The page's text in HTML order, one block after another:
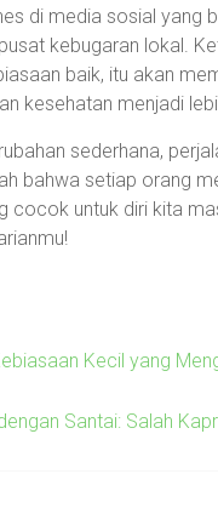
di media sosial yang
kebugaran lokal.
baik, itu akan
kesehatan menjadi
sederhana,
bahwa setiap orang
cocok untuk diri kita
Kecil yang
Santai: Salah